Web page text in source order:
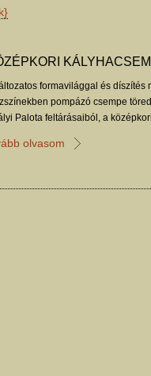
formavilággal és díszítés
pompázó csempe
Palota feltárásaiból, a
olvasom